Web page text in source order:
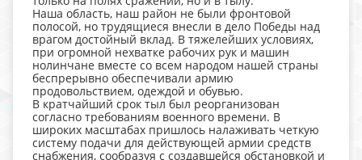
Наша область, наш район не были фронтовой
полосой, но трудящиеся внесли в дело Победы над
врагом достойный вклад. В тяжелейших условиях,
при огромной нехватке рабочих рук и машин
нолинчане вместе со всем народом нашей страны
беспрерывно обеспечивали армию
продовольствием, одеждой и обувью.
В кратчайший срок тыл был реорганизован
согласно требованиям военного времени. В
широких масштабах пришлось налаживать четкую
систему подачи для действующей армии средств
снабжения, сообразуя с создавшейся обстановкой и